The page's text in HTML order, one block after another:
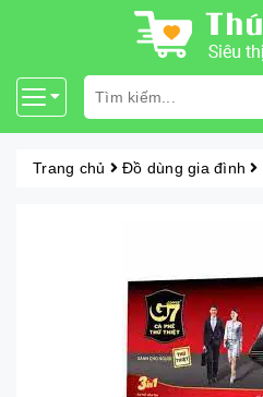
Trang chủ Đồ dùng gia đình